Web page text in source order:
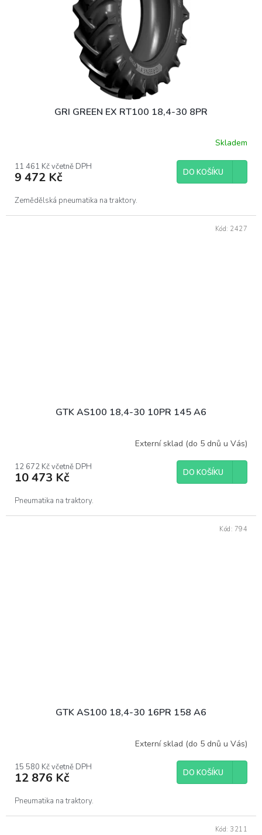
GRI GREEN EX RT100 18,4-30 8PR
Skladem
11 461 Kč včetně DPH
9 472 Kč DO KOŠÍKU
Zemědělská pneumatika na traktory.
GTK AS100 18,4-30 10PR 145 A6
Externí sklad (do 5 dnů u Vás)
12 672 Kč včetně DPH
10 473 Kč DO KOŠÍKU
Pneumatika na traktory.
Kód: 2427
GTK AS100 18,4-30 16PR 158 A6
Externí sklad (do 5 dnů u Vás)
15 580 Kč včetně DPH
12 876 Kč DO KOŠÍKU
Pneumatika na traktory.
Kód: 794
Kód: 3211